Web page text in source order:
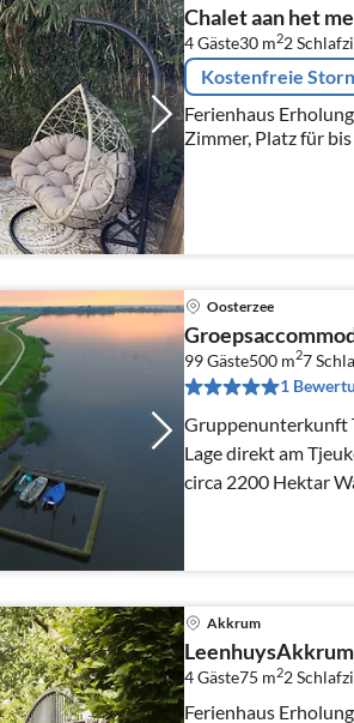
Chalet aan het
4 Gäste30 m22
Kostenfreie
Ferienhaus
Zimmer, Platz für
Oosterzee
99 Gäste500 m27
1
Gruppenunterkunft
Lage direkt am
circa 2200 Hektar
Akkrum
LeenhuysAkkrum
4 Gäste75 m22
Ferienhaus